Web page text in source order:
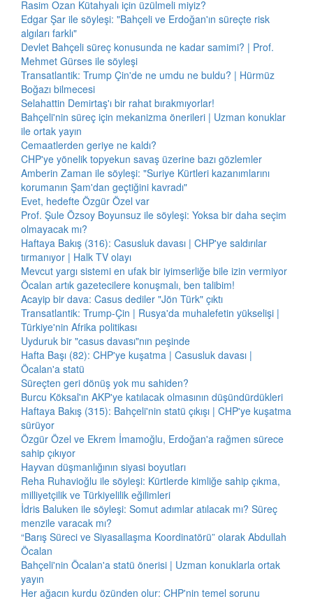
Rasim Ozan Kütahyalı için üzülmeli miyiz?
Edgar Şar ile söyleşi: "Bahçeli ve Erdoğan'ın süreçte risk
algıları farklı"
Devlet Bahçeli süreç konusunda ne kadar samimi? | Prof.
Mehmet Gürses ile söyleşi
Transatlantik: Trump Çin'de ne umdu ne buldu? | Hürmüz
Boğazı bilmecesi
Selahattin Demirtaş'ı bir rahat bırakmıyorlar!
Bahçeli'nin süreç için mekanizma önerileri | Uzman konuklar
ile ortak yayın
Cemaatlerden geriye ne kaldı?
CHP'ye yönelik topyekun savaş üzerine bazı gözlemler
Amberin Zaman ile söyleşi: "Suriye Kürtleri kazanımlarını
korumanın Şam'dan geçtiğini kavradı"
Evet, hedefte Özgür Özel var
Prof. Şule Özsoy Boyunsuz ile söyleşi: Yoksa bir daha seçim
olmayacak mı?
Haftaya Bakış (316): Casusluk davası | CHP'ye saldırılar
tırmanıyor | Halk TV olayı
Mevcut yargı sistemi en ufak bir iyimserliğe bile izin vermiyor
Öcalan artık gazetecilere konuşmalı, ben talibim!
Acayip bir dava: Casus dediler "Jön Türk" çıktı
Transatlantik: Trump-Çin | Rusya'da muhalefetin yükselişi |
Türkiye'nin Afrika politikası
Uyduruk bir "casus davası"nın peşinde
Hafta Başı (82): CHP'ye kuşatma | Casusluk davası |
Öcalan'a statü
Süreçten geri dönüş yok mu sahiden?
Burcu Köksal'ın AKP'ye katılacak olmasının düşündürdükleri
Haftaya Bakış (315): Bahçeli'nin statü çıkışı | CHP'ye kuşatma
sürüyor
Özgür Özel ve Ekrem İmamoğlu, Erdoğan'a rağmen sürece
sahip çıkıyor
Hayvan düşmanlığının siyasi boyutları
Reha Ruhavioğlu ile söyleşi: Kürtlerde kimliğe sahip çıkma,
milliyetçilik ve Türkiyelilik eğilimleri
İdris Baluken ile söyleşi: Somut adımlar atılacak mı? Süreç
menzile varacak mı?
“Barış Süreci ve Siyasallaşma Koordinatörü” olarak Abdullah
Öcalan
Bahçeli'nin Öcalan'a statü önerisi | Uzman konuklarla ortak
yayın
Her ağacın kurdu özünden olur: CHP'nin temel sorunu